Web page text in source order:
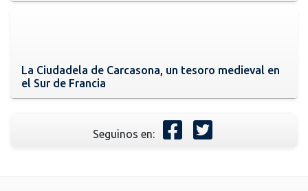
La Ciudadela de Carcasona, un tesoro medieval en
el Sur de Francia
Seguinos en: